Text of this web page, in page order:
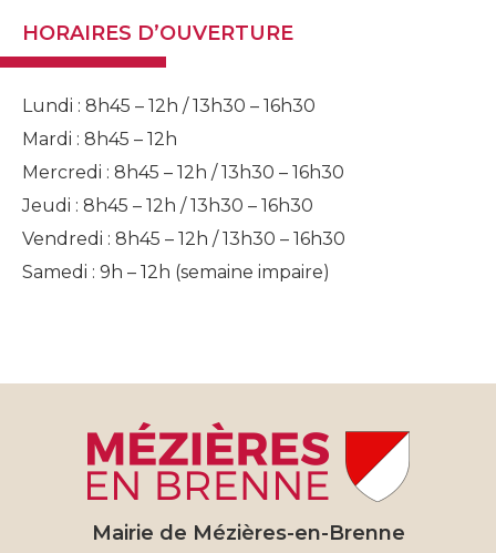
HORAIRES D’OUVERTURE
Lundi : 8h45 – 12h / 13h30 – 16h30
Mardi : 8h45 – 12h
Mercredi : 8h45 – 12h / 13h30 – 16h30
Jeudi : 8h45 – 12h / 13h30 – 16h30
Vendredi : 8h45 – 12h / 13h30 – 16h30
Samedi : 9h – 12h (semaine impaire)
Mairie de Mézières-en-Brenne